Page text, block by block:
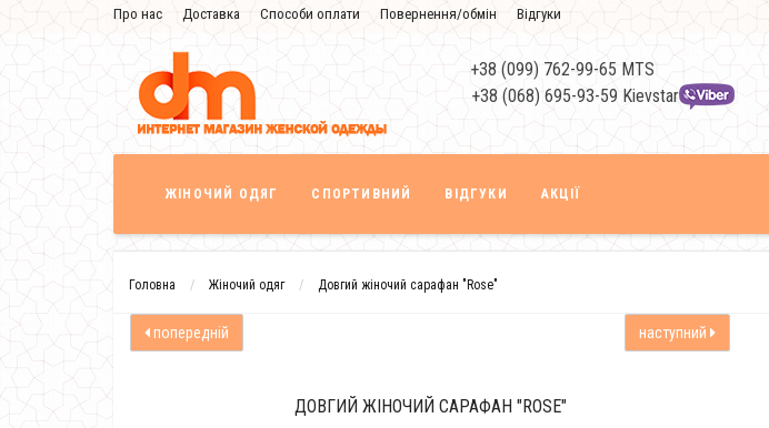
Про нас Доставка Способи оплати Повернення/обмін
Відгуки
Знижка
+38 (099) 762-99-65 MTS
+38 (068) 695-93-59 Kievstar
ЖІНОЧИЙ ОДЯГ СПОРТИВНИЙ ВІДГУКИ АКЦІЇ
Головна Жіночий одяг Довгий жіночий сарафан "Rose"
попередній наступний
ДОВГИЙ ЖІНОЧИЙ САРАФАН "ROSE"